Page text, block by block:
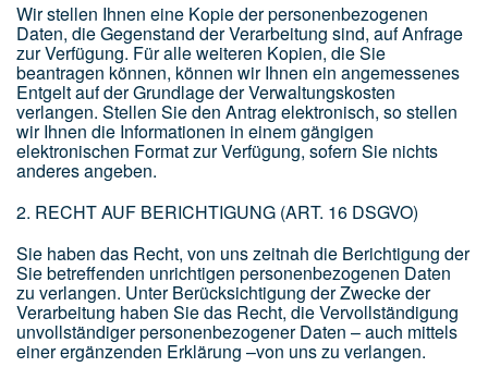
Wir stellen Ihnen eine Kopie der personenbezogenen
Daten, die Gegenstand der Verarbeitung sind, auf Anfrage
zur Verfügung. Für alle weiteren Kopien, die Sie
beantragen können, können wir Ihnen ein angemessenes
Entgelt auf der Grundlage der Verwaltungskosten
verlangen. Stellen Sie den Antrag elektronisch, so stellen
wir Ihnen die Informationen in einem gängigen
elektronischen Format zur Verfügung, sofern Sie nichts
anderes angeben.
2. RECHT AUF BERICHTIGUNG (ART. 16 DSGVO)
Sie haben das Recht, von uns zeitnah die Berichtigung der
Sie betreffenden unrichtigen personenbezogenen Daten
zu verlangen. Unter Berücksichtigung der Zwecke der
Verarbeitung haben Sie das Recht, die Vervollständigung
unvollständiger personenbezogener Daten – auch mittels
einer ergänzenden Erklärung –von uns zu verlangen.